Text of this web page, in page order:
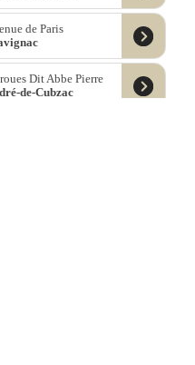
de Paris
Dit Abbe Pierre
de-Cubzac